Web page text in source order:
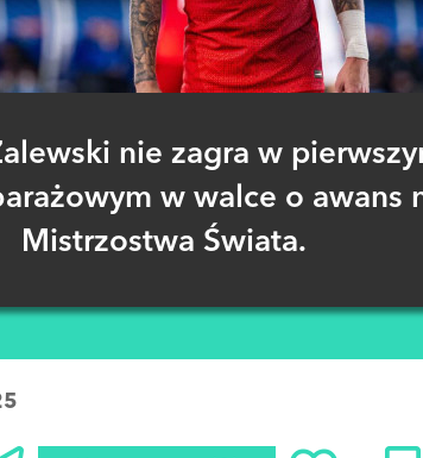
nie zagra w
w walce o awans
Mistrzostwa Świata.